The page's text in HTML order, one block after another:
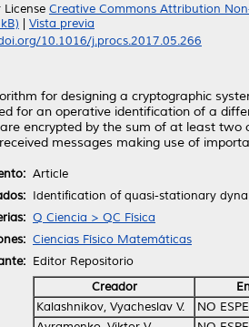
Creative Commons Attribution
Vista previa
10.1016/j.procs.2017.05.266
for designing a cryptographic
for an operative identification of a
encrypted by the sum of at least
messages making use of
Article
Identification of quasi-stationary
Q Ciencia > QC Física
Ciencias Físico Matemáticas
Editor Repositorio
Creador
Kalashnikov, Vyacheslav V.
NO